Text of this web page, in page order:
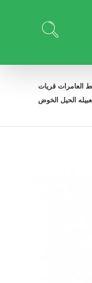
العامرات قريات
الحيل الخوض